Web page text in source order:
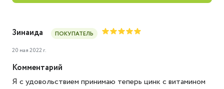
Зинаида ПОКУПАТЕЛЬ
20 мая 2022 г.
Комментарий
Я с удовольствием принимаю теперь цинк с витамином